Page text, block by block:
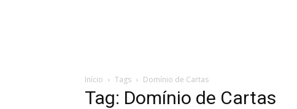
Início Tags Domínio de Cartas
Tag: Domínio de Cartas